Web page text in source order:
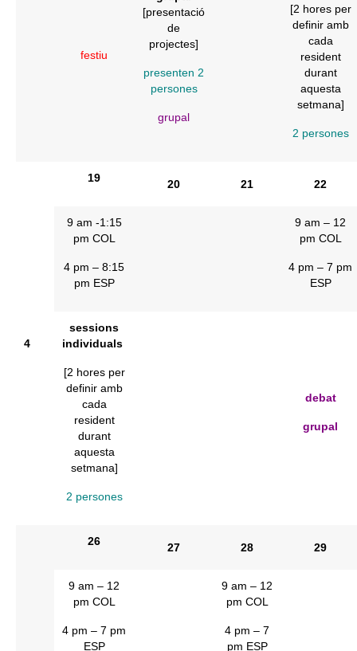
festiu
[presentació
de
projectes]
presenten 2
persones
grupal
[2 hores per
definir amb
cada
resident
durant
aquesta
setmana]
2 persones
4
19 20 21 22
9 am -1:15
pm COL
4 pm – 8:15
pm ESP
9 am – 12
pm COL
4 pm – 7 pm
ESP
sessions
individuals
[2 hores per
definir amb
cada
resident
durant
aquesta
setmana]
2 persones
debat
grupal
26 27 28 29
9 am – 12
pm COL
4 pm – 7 pm
ESP
9 am – 12
pm COL
4 pm – 7
pm ESP